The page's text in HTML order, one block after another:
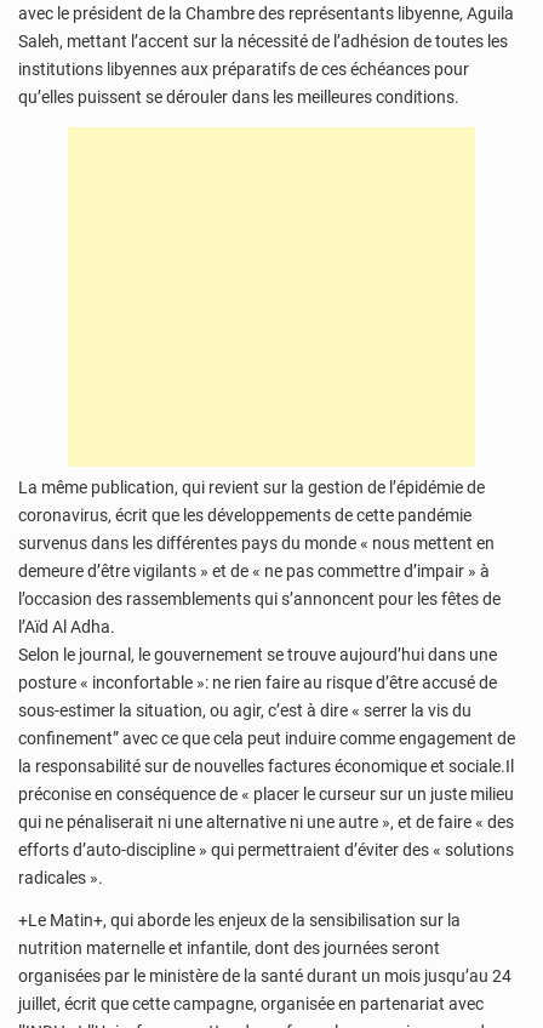
avec le président de la Chambre des représentants libyenne, Aguila
Saleh, mettant l’accent sur la nécessité de l’adhésion de toutes les
institutions libyennes aux préparatifs de ces échéances pour
qu’elles puissent se dérouler dans les meilleures conditions.
La même publication, qui revient sur la gestion de l’épidémie de
coronavirus, écrit que les développements de cette pandémie
survenus dans les différentes pays du monde « nous mettent en
demeure d’être vigilants » et de « ne pas commettre d’impair » à
l’occasion des rassemblements qui s’annoncent pour les fêtes de
l’Aïd Al Adha.
Selon le journal, le gouvernement se trouve aujourd’hui dans une
posture « inconfortable »: ne rien faire au risque d’être accusé de
sous-estimer la situation, ou agir, c’est à dire « serrer la vis du
confinement” avec ce que cela peut induire comme engagement de
la responsabilité sur de nouvelles factures économique et sociale.Il
préconise en conséquence de « placer le curseur sur un juste milieu
qui ne pénaliserait ni une alternative ni une autre », et de faire « des
efforts d’auto-discipline » qui permettraient d’éviter des « solutions
radicales ».
+Le Matin+, qui aborde les enjeux de la sensibilisation sur la
nutrition maternelle et infantile, dont des journées seront
organisées par le ministère de la santé durant un mois jusqu’au 24
juillet, écrit que cette campagne, organisée en partenariat avec